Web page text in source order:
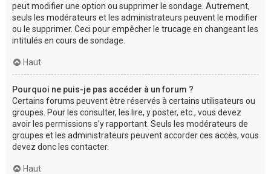
peut modifier une option ou supprimer le sondage. Autrement,
seuls les modérateurs et les administrateurs peuvent le modifier
ou le supprimer. Ceci pour empêcher le trucage en changeant les
intitulés en cours de sondage.
Haut
Pourquoi ne puis-je pas accéder à un forum ?
Certains forums peuvent être réservés à certains utilisateurs ou
groupes. Pour les consulter, les lire, y poster, etc., vous devez
avoir les permissions s’y rapportant. Seuls les modérateurs de
groupes et les administrateurs peuvent accorder ces accès, vous
devez donc les contacter.
Haut